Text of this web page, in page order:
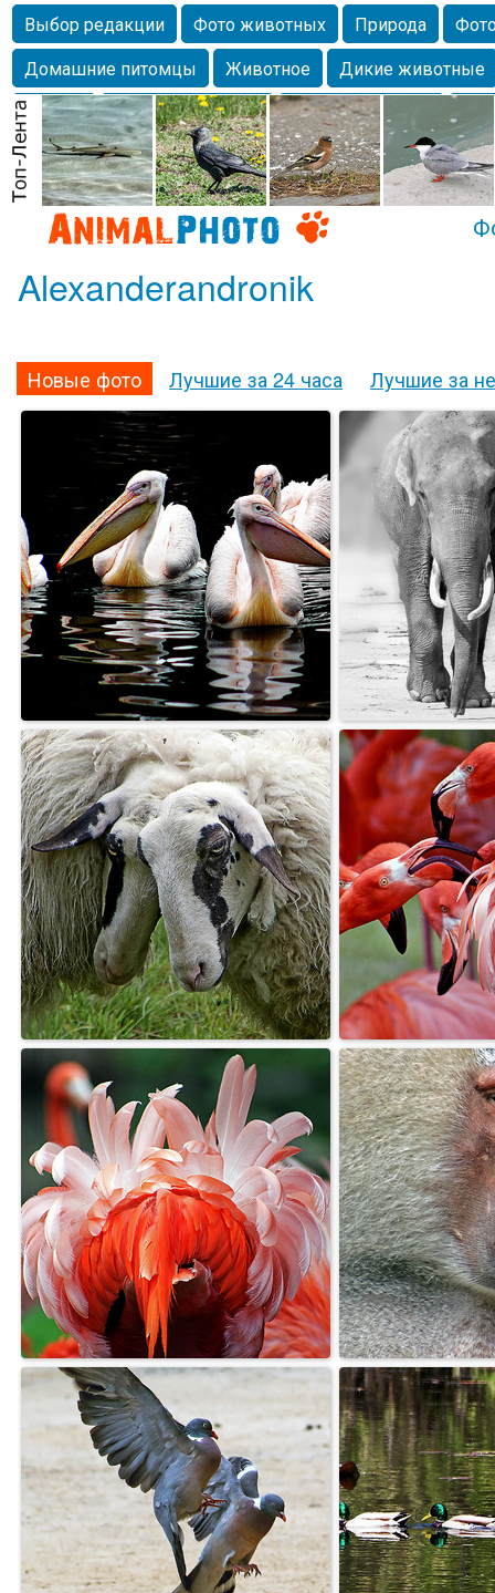
Выбор редакции Фото животных Природа
Домашние питомцы
Животное
Дикие животные
Собаки
Alexanderandronik Млекопитающие
Морда
Собачка Осень Портрет
Домашние
Насекомое
Коты Lebert Дикие птицы Утка
Alexanderandronik
Новые фото Лучшие за 24 часа Лучшие за